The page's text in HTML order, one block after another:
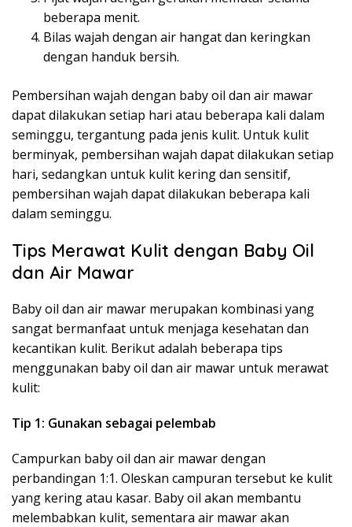
beberapa menit.
Bilas wajah dengan air hangat dan keringkan
dengan handuk bersih.
Pembersihan wajah dengan baby oil dan air mawar
dapat dilakukan setiap hari atau beberapa kali dalam
seminggu, tergantung pada jenis kulit. Untuk kulit
berminyak, pembersihan wajah dapat dilakukan setiap
hari, sedangkan untuk kulit kering dan sensitif,
pembersihan wajah dapat dilakukan beberapa kali
dalam seminggu.
Tips Merawat Kulit dengan Baby Oil
dan Air Mawar
Baby oil dan air mawar merupakan kombinasi yang
sangat bermanfaat untuk menjaga kesehatan dan
kecantikan kulit. Berikut adalah beberapa tips
menggunakan baby oil dan air mawar untuk merawat
kulit:
Tip 1: Gunakan sebagai pelembab
Campurkan baby oil dan air mawar dengan
perbandingan 1:1. Oleskan campuran tersebut ke kulit
yang kering atau kasar. Baby oil akan membantu
melembabkan kulit, sementara air mawar akan